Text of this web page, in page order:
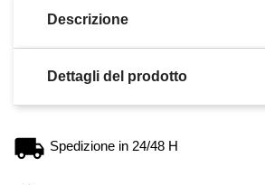
Descrizione
Dettagli del prodotto
Spedizione in 24/48 H